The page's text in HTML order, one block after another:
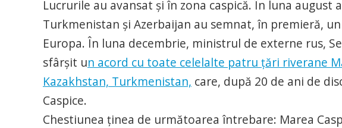
Lucrurile au avansat şi în zona caspică. În luna august
Turkmenistan şi Azerbaijan au semnat, în premieră,
Europa. În luna decembrie, ministrul de externe rus,
sfârşit un acord cu toate celelalte patru ţări riverane
Kazakhstan, Turkmenistan, care, după 20 de ani de
Caspice.
Chestiunea ţinea de următoarea întrebare: Marea